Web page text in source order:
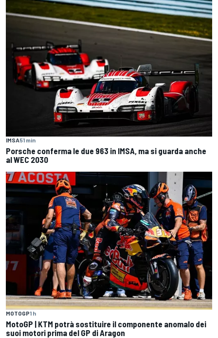
IMSA51 min
Porsche conferma le due 963 in IMSA, ma si guarda anche
al WEC 2030
MOTOGP1 h
MotoGP | KTM potrà sostituire il componente anomalo dei
suoi motori prima del GP di Aragon